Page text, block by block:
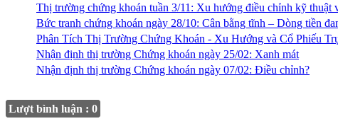
Thị trường chứng khoán tuần 3/11: Xu hướng điều chỉnh kỹ thuật
Bức tranh chứng khoán ngày 28/10: Cân bằng tĩnh – Dòng tiền
Phân Tích Thị Trường Chứng Khoán - Xu Hướng và Cổ Phiếu
Nhận định thị trường Chứng khoán ngày 25/02: Xanh mát
Nhận định thị trường Chứng khoán ngày 07/02: Điều chỉnh?
Lượt bình luận : 0